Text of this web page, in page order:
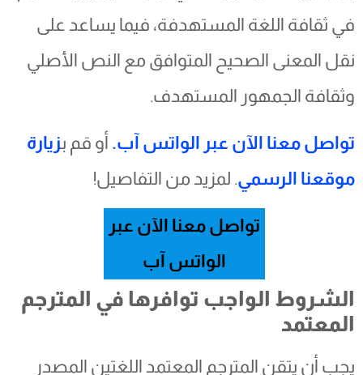
في ثقافة اللغة المستهدفة، فيما يساعد على
نقل المعنى الصحيح المتوافق مع النص الأصلي
وثقافة الجمهور المستهدف.
تواصل معنا الآن عبر الواتس آب.أو قم ب زيارة
موقعنا الرسمي . لمزيد من التفاصيل!
تواصل معنا الآن عبر
الواتس آب
الشروط الواجب توافرها في المترجم
المعتمد
يجب أن يتقن المترجم المعتمد اللغتين المصدر